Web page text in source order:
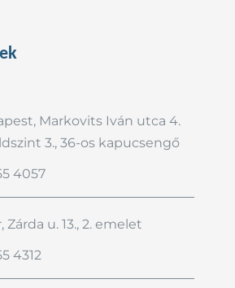
Markovits Iván utca 4.
3., 36-os kapucsengő
4057
Zárda u. 13., 2. emelet
4312